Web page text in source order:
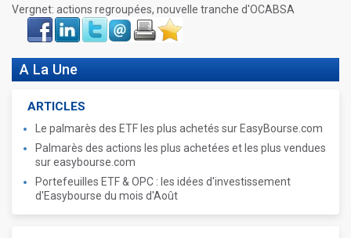
Vergnet: actions regroupées, nouvelle tranche d'OCABSA
Face
book
LinkIn Twitter Envoyer ImprimerFavoris
A La Une
ARTICLES
Le palmarès des ETF les plus achetés sur EasyBourse.com
Palmarès des actions les plus achetées et les plus vendues
sur easybourse.com
Portefeuilles ETF & OPC : les idées d'investissement
d'Easybourse du mois d'Août